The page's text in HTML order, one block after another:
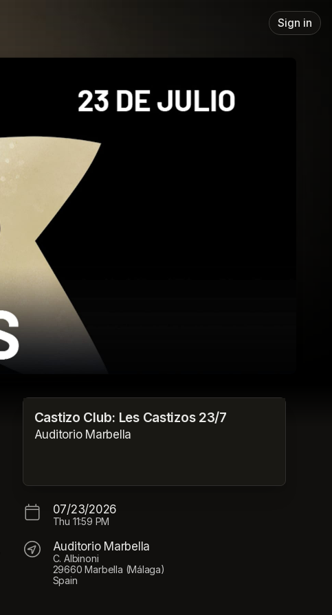
Sign in
Castizo Club: Les Castizos 23/7
Auditorio Marbella
07/23/2026
Thu 11:59 PM
Auditorio Marbella
C. Albinoni
29660 Marbella (Málaga)
Spain